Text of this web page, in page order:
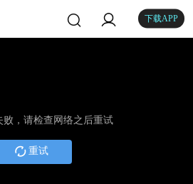
下载APP
败，请检查网络之后重试
重试